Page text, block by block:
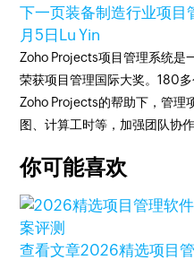
下一页装备制造行业项目
月5日 Lu Yin
Zoho Projects项目管理系统是
荣获项目管理国际大奖。180
Zoho Projects的帮助下，管理
图、计算工时等，加强团队协
你可能喜欢
查看文章2026精选项目